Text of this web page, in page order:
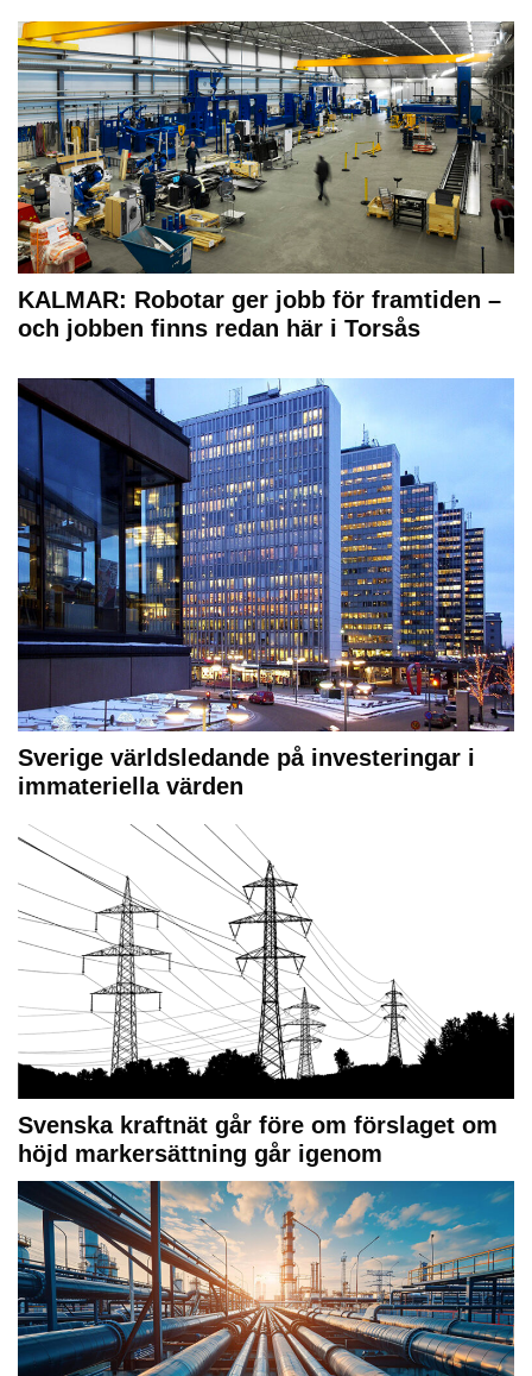
KALMAR: Robotar ger jobb för framtiden –
och jobben finns redan här i Torsås
Sverige världsledande på investeringar i
immateriella värden
Svenska kraftnät går före om förslaget om
höjd markersättning går igenom